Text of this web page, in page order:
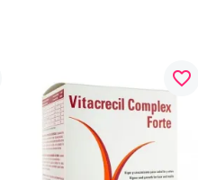
favorite_border